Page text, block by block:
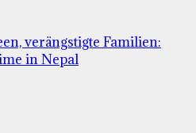
verängstigte Familien:
in Nepal